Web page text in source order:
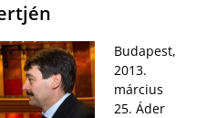
Budapest,
2013.
március
25. Áder